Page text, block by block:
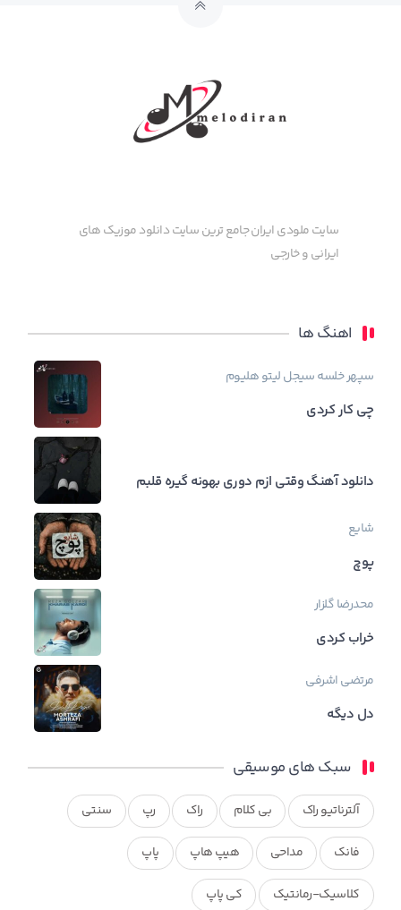
سایت ملودی ایران جامع ترین سایت دانلود موزیک های
ایرانی و خارجی
اهنگ ها
سپهر خلسهسیجللیتوهلیوم
چی کار کردی
دانلود آهنگ وقتی ازم دوری بهونه گیره قلبم
شایع
پوچ
محدرضا گلزار
خراب کردی
مرتضی اشرفی
دل دیگه
سبک های موسیقی
آلترناتیو راک بی کلام راک رپ سنتی
فانک مداحی هیپ هاپ پاپ
کلاسیک-رمانتیک کی پاپ